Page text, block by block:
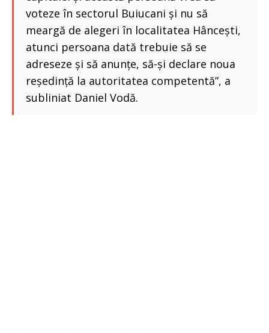
voteze în sectorul Buiucani și nu să
meargă de alegeri în localitatea Hâncești,
atunci persoana dată trebuie să se
adreseze și să anunțe, să-și declare noua
reședință la autoritatea competentă”, a
subliniat Daniel Vodă.